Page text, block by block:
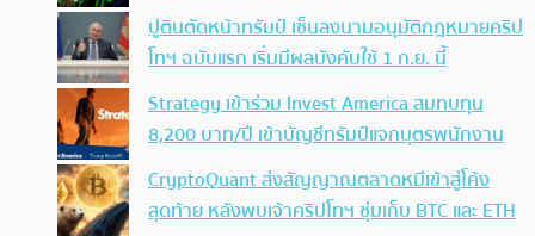
ปูตินตัดหน้าทรัมป์ เซ็นลงนามอนุมัติกฎหมายคริป
โทฯ ฉบับแรก เริ่มมีผลบังคับใช้ 1 ก.ย. นี้
Strategy เข้าร่วม Invest America สมทบทุน
8,200 บาท/ปี เข้าบัญชีทรัมป์แจกบุตรพนักงาน
CryptoQuant ส่งสัญญาณตลาดหมีเข้าสู่โค้ง
สุดท้าย หลังพบเจ้าคริปโทฯ ซุ่มเก็บ BTC และ ETH